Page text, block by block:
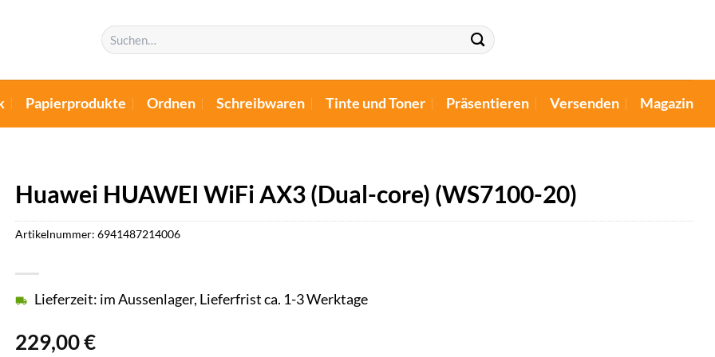
Suchen
nach:
Papierprodukte Ordnen Schreibwaren Tinte und Toner Präsentieren Versenden Magazin
Huawei HUAWEI WiFi AX3 (Dual-core) (WS7100-20)
229,00€
Lieferzeit: im Aussenlager, Lieferfrist ca. 1-3 Werktage
Artikelnummer: 6941487214006